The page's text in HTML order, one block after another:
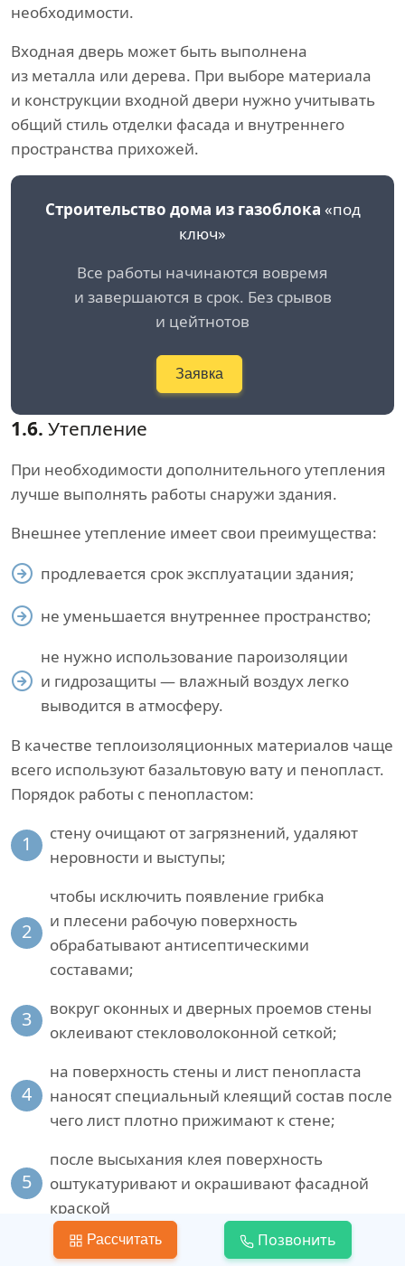
необходимости.
Входная дверь может быть выполнена
из металла или дерева. При выборе материала
и конструкции входной двери нужно учитывать
общий стиль отделки фасада и внутреннего
пространства прихожей.
Строительство дома из газоблока «под
ключ»
Все работы начинаются вовремя
и завершаются в срок. Без срывов
и цейтнотов
Заявка
1.6. Утепление
При необходимости дополнительного утепления
лучше выполнять работы снаружи здания.
Внешнее утепление имеет свои преимущества:
продлевается срок эксплуатации здания;
не уменьшается внутреннее пространство;
не нужно использование пароизоляции
и гидрозащиты — влажный воздух легко
выводится в атмосферу.
В качестве теплоизоляционных материалов чаще
всего используют базальтовую вату и пенопласт.
Порядок работы с пенопластом:
1
стену очищают от загрязнений, удаляют
неровности и выступы;
2
чтобы исключить появление грибка
и плесени рабочую поверхность
обрабатывают антисептическими
составами;
3
вокруг оконных и дверных проемов стены
оклеивают стекловолоконной сеткой;
4
на поверхность стены и лист пенопласта
наносят специальный клеящий состав после
чего лист плотно прижимают к стене;
5
после высыхания клея поверхность
оштукатуривают и окрашивают фасадной
краской
Рассчитать Позвонить